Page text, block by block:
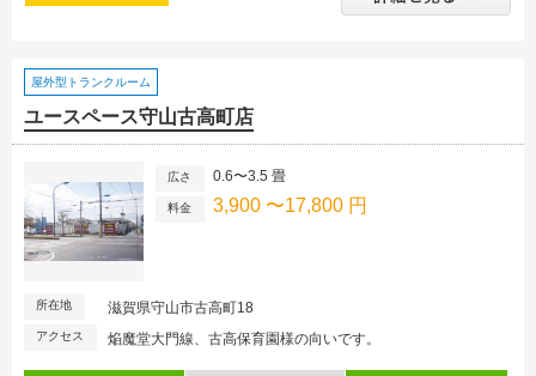
屋外型トランクルーム
ユースペース守山古高町店
広さ 0.6〜3.5 畳
料金 3,900 〜17,800 円
所在地 滋賀県守山市古高町18
アクセス 焔魔堂大門線、古高保育園様の向いです。